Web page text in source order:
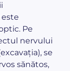
Pe
nervului
se
sănătos,